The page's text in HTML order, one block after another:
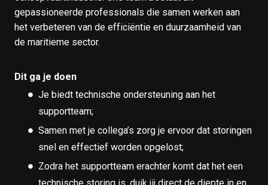
gepassioneerde professionals die samen werken aan
het verbeteren van de efficiëntie en duurzaamheid van
de maritieme sector.
Dit ga je doen
Je biedt technische ondersteuning aan het
supportteam;
Samen met je collega’s zorg je ervoor dat storingen
snel en effectief worden opgelost;
Zodra het supportteam erachter komt dat het een